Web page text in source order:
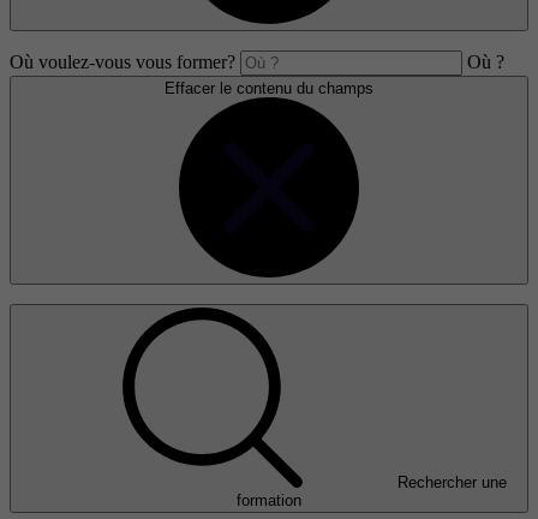
Où voulez-vous vous former? Où ?
Effacer le contenu du champs
Rechercher une
formation